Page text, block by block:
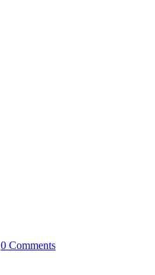
0 Comments